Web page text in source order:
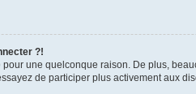
?!
pour une quelconque raison. De plus,
de participer plus activement aux